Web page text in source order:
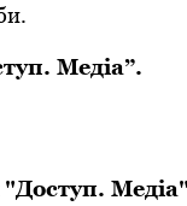
Медіа”.
"Доступ. Медіа"